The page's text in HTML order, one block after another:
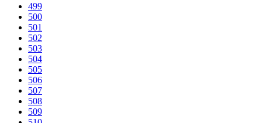
499
500
501
502
503
504
505
506
507
508
509